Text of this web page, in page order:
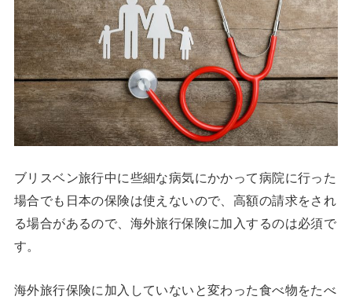
ブリスベン旅行中に些細な病気にかかって病院に行った
場合でも日本の保険は使えないので、高額の請求をされ
る場合があるので、海外旅行保険に加入するのは必須で
す。
海外旅行保険に加入していないと変わった食べ物をたべ